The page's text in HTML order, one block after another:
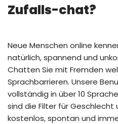
Zufalls-chat?
Neue Menschen online
natürlich, spannend und
Chatten Sie mit Fremden
Sprachbarrieren. Unsere
vollständig in über 10
sind die Filter für Geschlecht
kostenlos, spontan und